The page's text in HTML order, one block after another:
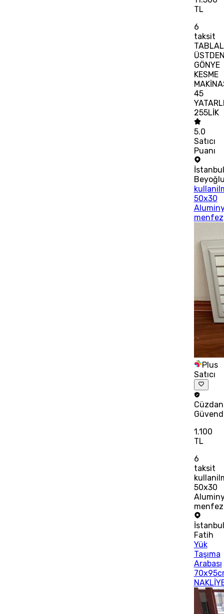
TL
6
taksit
GÖNYE
KESME
45
255LİK
5.0
Satıcı
Puanı
İstanbul
50x30
menfez
Plus
Satıcı
1.100
TL
6
taksit
50x30
menfez
İstanbul
Fatih
Yük
Taşıma
Arabası